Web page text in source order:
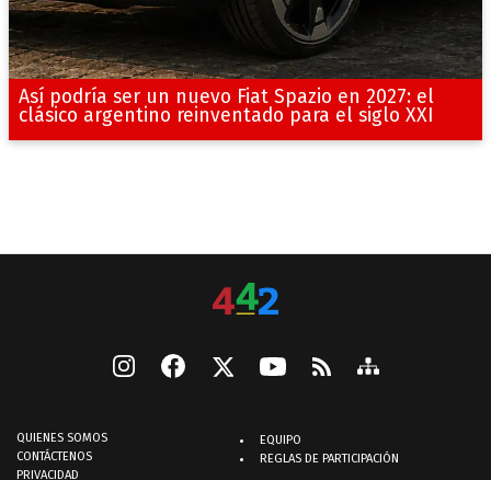
Así podría ser un nuevo Fiat Spazio en 2027: el
clásico argentino reinventado para el siglo XXI
QUIENES SOMOS
CONTÁCTENOS
PRIVACIDAD
EQUIPO
REGLAS DE PARTICIPACIÓN